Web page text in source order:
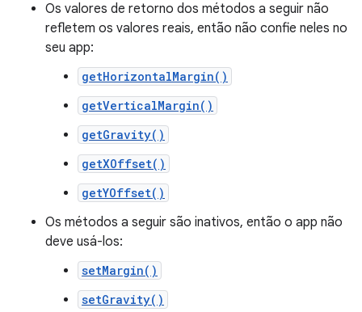
Os valores de retorno dos métodos a seguir não
refletem os valores reais, então não confie neles no
seu app:
getHorizontalMargin()
getVerticalMargin()
getGravity()
getXOffset()
getYOffset()
Os métodos a seguir são inativos, então o app não
deve usá-los:
setMargin()
setGravity()